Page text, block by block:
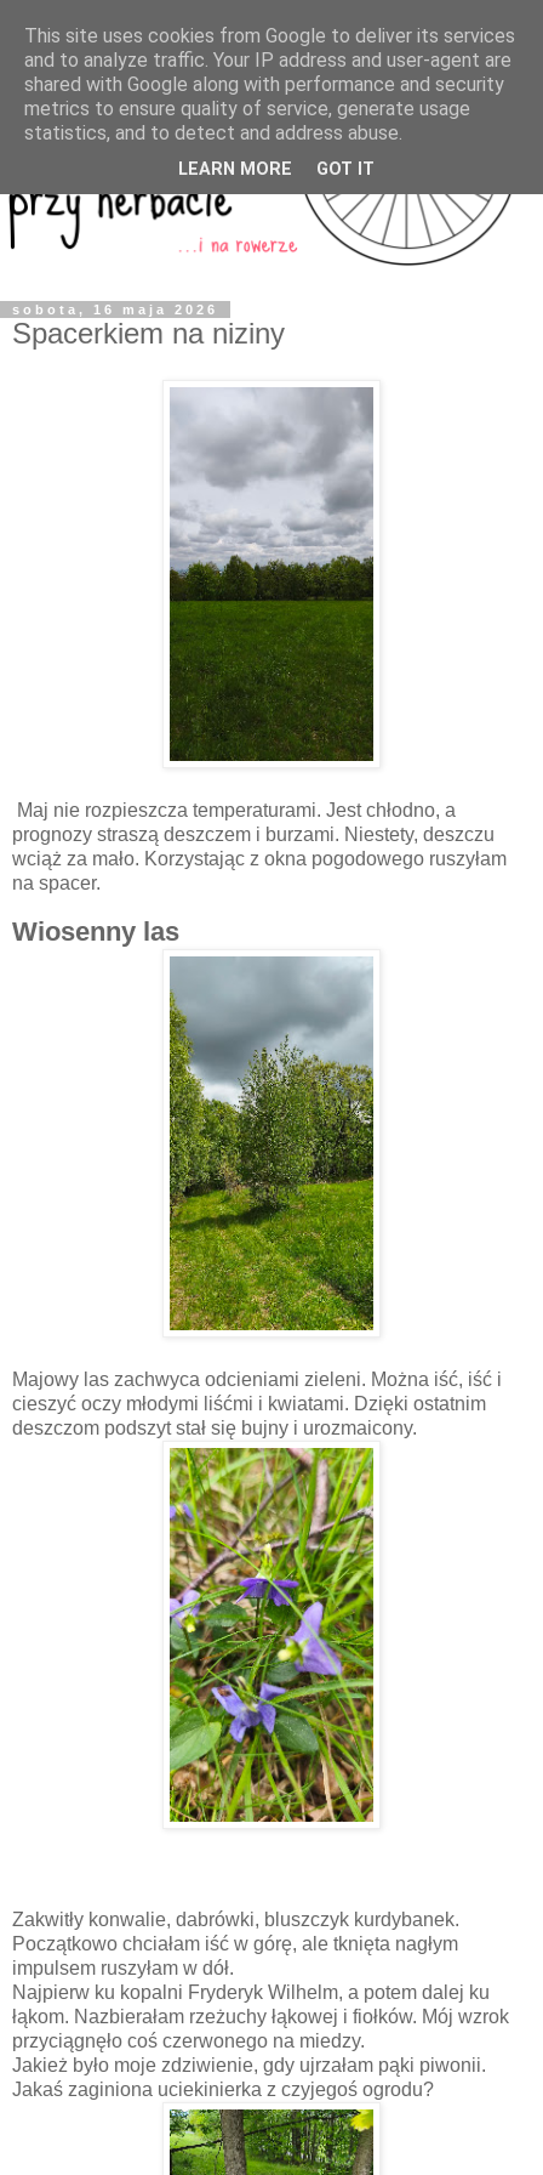
sobota, 16 maja 2026
Spacerkiem na niziny
Maj nie rozpieszcza temperaturami. Jest chłodno, a
prognozy straszą deszczem i burzami. Niestety, deszczu
wciąż za mało. Korzystając z okna pogodowego ruszyłam
na spacer.
Wiosenny las
Majowy las zachwyca odcieniami zieleni. Można iść, iść i
cieszyć oczy młodymi liśćmi i kwiatami. Dzięki ostatnim
deszczom podszyt stał się bujny i urozmaicony.
Zakwitły konwalie, dabrówki, bluszczyk kurdybanek.
Początkowo chciałam iść w górę, ale tknięta nagłym
impulsem ruszyłam w dół.
Najpierw ku kopalni Fryderyk Wilhelm, a potem dalej ku
łąkom. Nazbierałam rzeżuchy łąkowej i fiołków. Mój wzrok
przyciągnęło coś czerwonego na miedzy.
Jakież było moje zdziwienie, gdy ujrzałam pąki piwonii.
Jakaś zaginiona uciekinierka z czyjegoś ogrodu?
This site uses cookies from Google to deliver its services
and to analyze traffic. Your IP address and user-agent are
shared with Google along with performance and security
metrics to ensure quality of service, generate usage
statistics, and to detect and address abuse.
LEARN MORE GOT IT